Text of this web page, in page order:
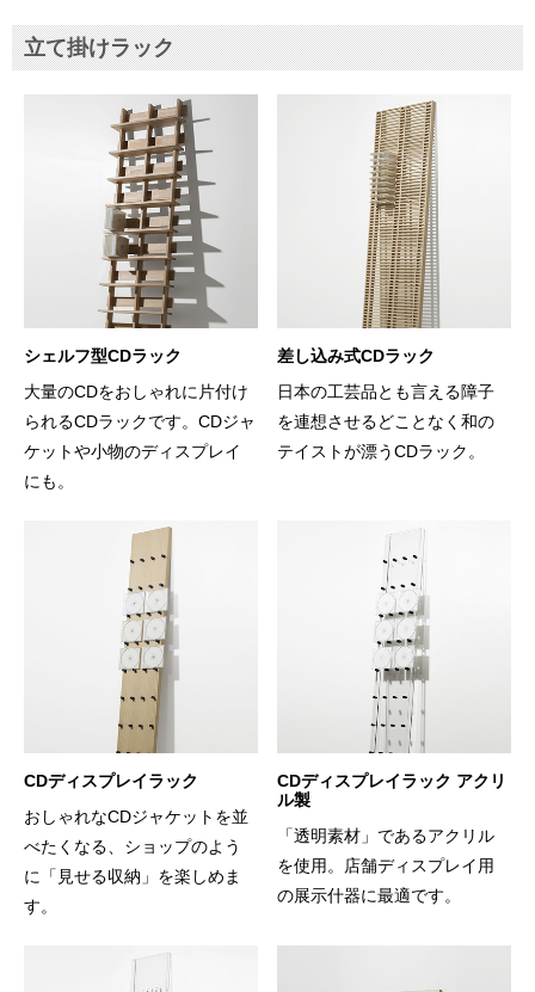
立て掛けラック
シェルフ型CDラック
大量のCDをおしゃれに片付け
られるCDラックです。CDジャ
ケットや小物のディスプレイ
にも。
差し込み式CDラック
日本の工芸品とも言える障子
を連想させるどことなく和の
テイストが漂うCDラック。
CDディスプレイラック
おしゃれなCDジャケットを並
べたくなる、ショップのよう
に「見せる収納」を楽しめま
す。
CDディスプレイラック アクリ
ル製
「透明素材」であるアクリル
を使用。店舗ディスプレイ用
の展示什器に最適です。